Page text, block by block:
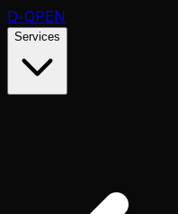
D-OPEN
Services